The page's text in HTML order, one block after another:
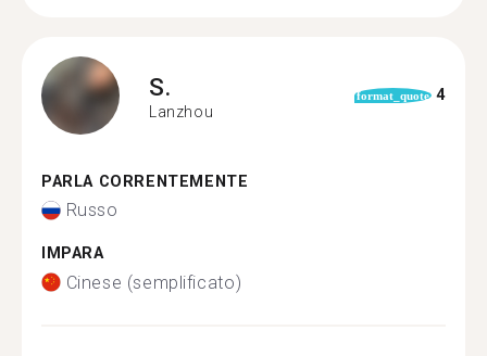
S.
Lanzhou
format_quote 4
PARLA CORRENTEMENTE
Russo
IMPARA
Cinese (semplificato)